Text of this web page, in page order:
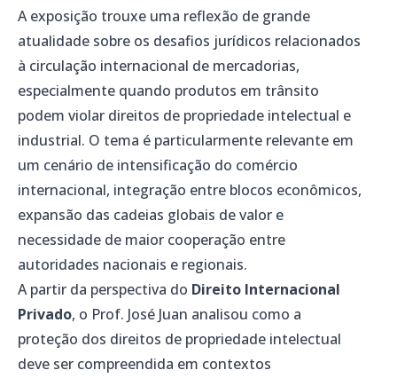
A exposição trouxe uma reflexão de grande
atualidade sobre os desafios jurídicos relacionados
à circulação internacional de mercadorias,
especialmente quando produtos em trânsito
podem violar direitos de propriedade intelectual e
industrial. O tema é particularmente relevante em
um cenário de intensificação do comércio
internacional, integração entre blocos econômicos,
expansão das cadeias globais de valor e
necessidade de maior cooperação entre
autoridades nacionais e regionais.
A partir da perspectiva do Direito Internacional
Privado, o Prof. José Juan analisou como a
proteção dos direitos de propriedade intelectual
deve ser compreendida em contextos